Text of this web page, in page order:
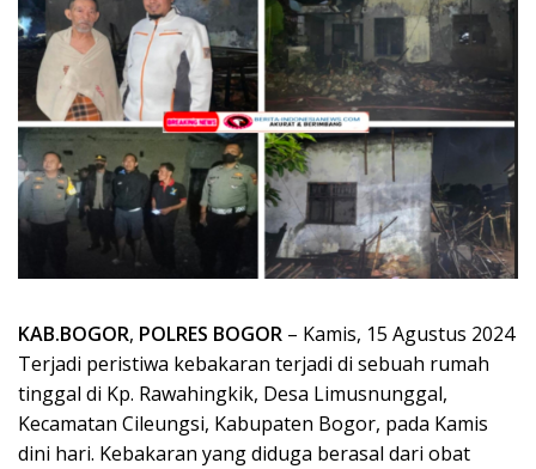
KAB.BOGOR, POLRES BOGOR – Kamis, 15 Agustus 2024
Terjadi peristiwa kebakaran terjadi di sebuah rumah
tinggal di Kp. Rawahingkik, Desa Limusnunggal,
Kecamatan Cileungsi, Kabupaten Bogor, pada Kamis
dini hari. Kebakaran yang diduga berasal dari obat